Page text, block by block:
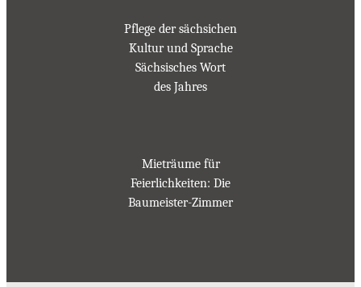
Pflege der sächsichen
Kultur und Sprache
Sächsisches Wort
des Jahres
Mieträume für
Feierlichkeiten: Die
Baumeister-Zimmer